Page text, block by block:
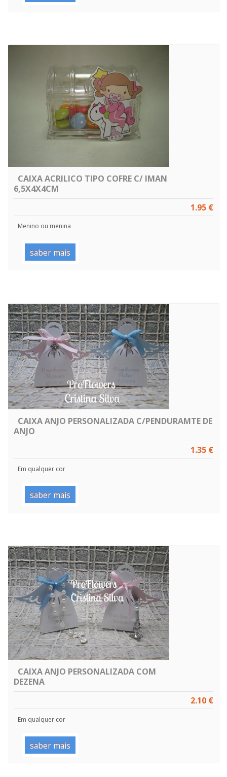
CAIXA ACRILICO TIPO COFRE C/ IMAN
6,5X4X4CM
1.95 €
Menino ou menina
saber mais
CAIXA ANJO PERSONALIZADA C/PENDURAMTE DE
ANJO
1.35 €
Em qualquer cor
saber mais
CAIXA ANJO PERSONALIZADA COM
DEZENA
2.10 €
Em qualquer cor
saber mais